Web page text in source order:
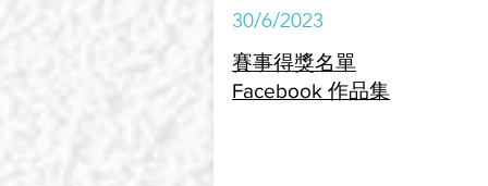
30/6/2023
賽事得獎名單
Facebook 作品集